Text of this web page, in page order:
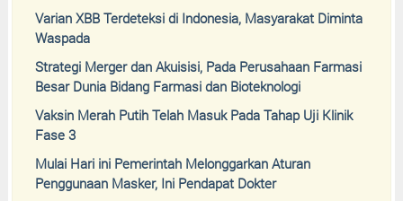
Varian XBB Terdeteksi di Indonesia, Masyarakat Diminta
Waspada
Strategi Merger dan Akuisisi, Pada Perusahaan Farmasi
Besar Dunia Bidang Farmasi dan Bioteknologi
Vaksin Merah Putih Telah Masuk Pada Tahap Uji Klinik
Fase 3
Mulai Hari ini Pemerintah Melonggarkan Aturan
Penggunaan Masker, Ini Pendapat Dokter